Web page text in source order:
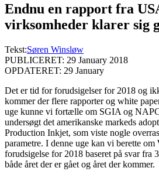
Endnu en rapport fra
virksomheder klarer sig
Tekst:Søren Winsløw
PUBLICERET: 29 January 2018
OPDATERET: 29 January
Det er tid for forudsigelser for 2018 og
kommer der flere rapporter og white
uge kunne vi fortælle om SGIA og
undersøgt det amerikanske markeds
Production Inkjet, som viste nogle
parametre. I denne uge kan vi berette om
forudsigelse for 2018 baseret på svar fra
både året der er gået og året der kommer.